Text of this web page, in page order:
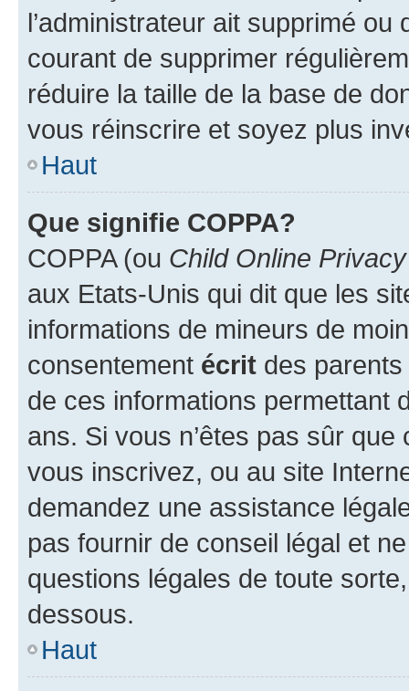
l’administrateur ait supprimé
courant de supprimer
réduire la taille de la base de
vous réinscrire et soyez plus
Haut
Que signifie COPPA?
COPPA (ou Child Online
aux Etats-Unis qui dit que les
informations de mineurs de
consentement écrit des parents
de ces informations permettant
ans. Si vous n’êtes pas sûr
vous inscrivez, ou au site
demandez une assistance
pas fournir de conseil légal et
questions légales de toute
dessous.
Haut